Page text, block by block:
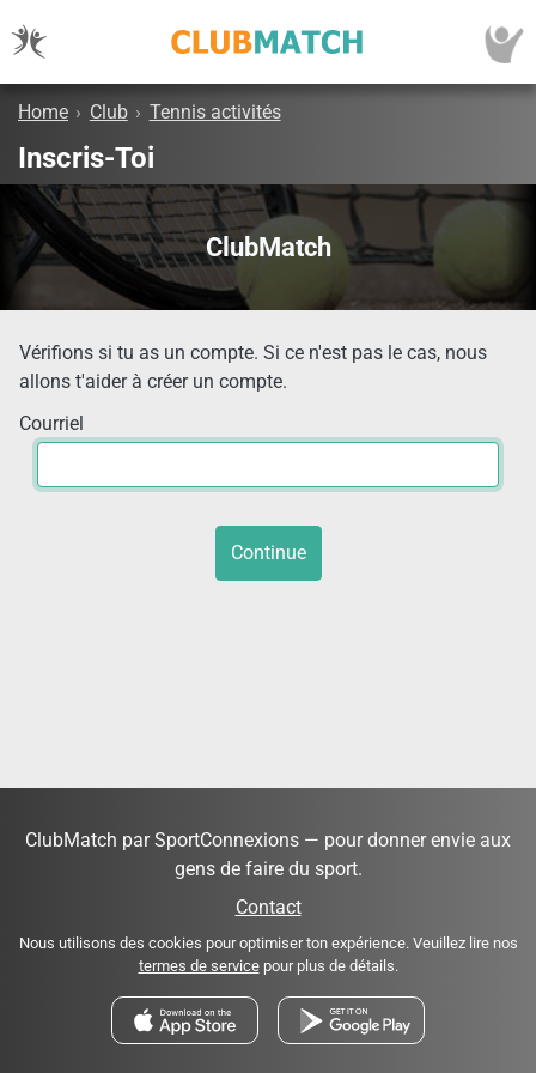
Home › Club › Tennis activités
Inscris-Toi
ClubMatch
Vérifions si tu as un compte. Si ce n'est pas le cas, nous
allons t'aider à créer un compte.
Courriel
Continue
ClubMatch par SportConnexions — pour donner envie aux
gens de faire du sport.
Contact
Nous utilisons des cookies pour optimiser ton expérience. Veuillez lire nos
termes de servicepour plus de détails.